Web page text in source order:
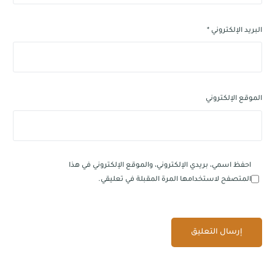
البريد الإلكتروني*
الموقع الإلكتروني
احفظ اسمي، بريدي الإلكتروني، والموقع الإلكتروني في هذا
المتصفح لاستخدامها المرة المقبلة في تعليقي.